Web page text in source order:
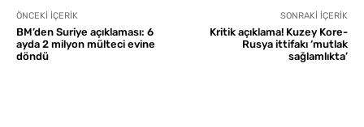
ÖNCEKI İÇERIK
BM’den Suriye açıklaması: 6
ayda 2 milyon mülteci evine
döndü
SONRAKI İÇERIK
Kritik açıklama! Kuzey Kore-
Rusya ittifakı ‘mutlak
sağlamlıkta’